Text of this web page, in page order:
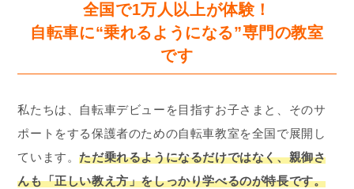
全国で1万人以上が体験！
自転車に“乗れるようになる”専門の教室
です
私たちは、自転車デビューを目指すお子さまと、そのサ
ポートをする保護者のための自転車教室を全国で展開し
ています。ただ乗れるようになるだけではなく、親御さ
んも「正しい教え方」をしっかり学べるのが特長です。